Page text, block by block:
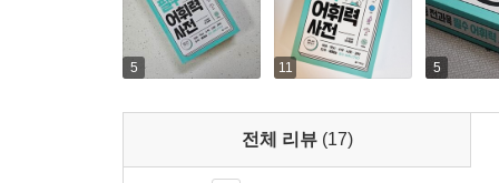
5 11 5
전체 리뷰 (17)